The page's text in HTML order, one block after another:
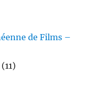
de Films –
(11)